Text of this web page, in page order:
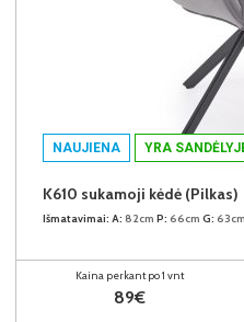
NAUJIENA YRA
K610 sukamoji kėdė (Pilkas)
Išmatavimai: A: 82cm P: 66cm G: 63cm
Kaina perkant po 1 vnt
89€